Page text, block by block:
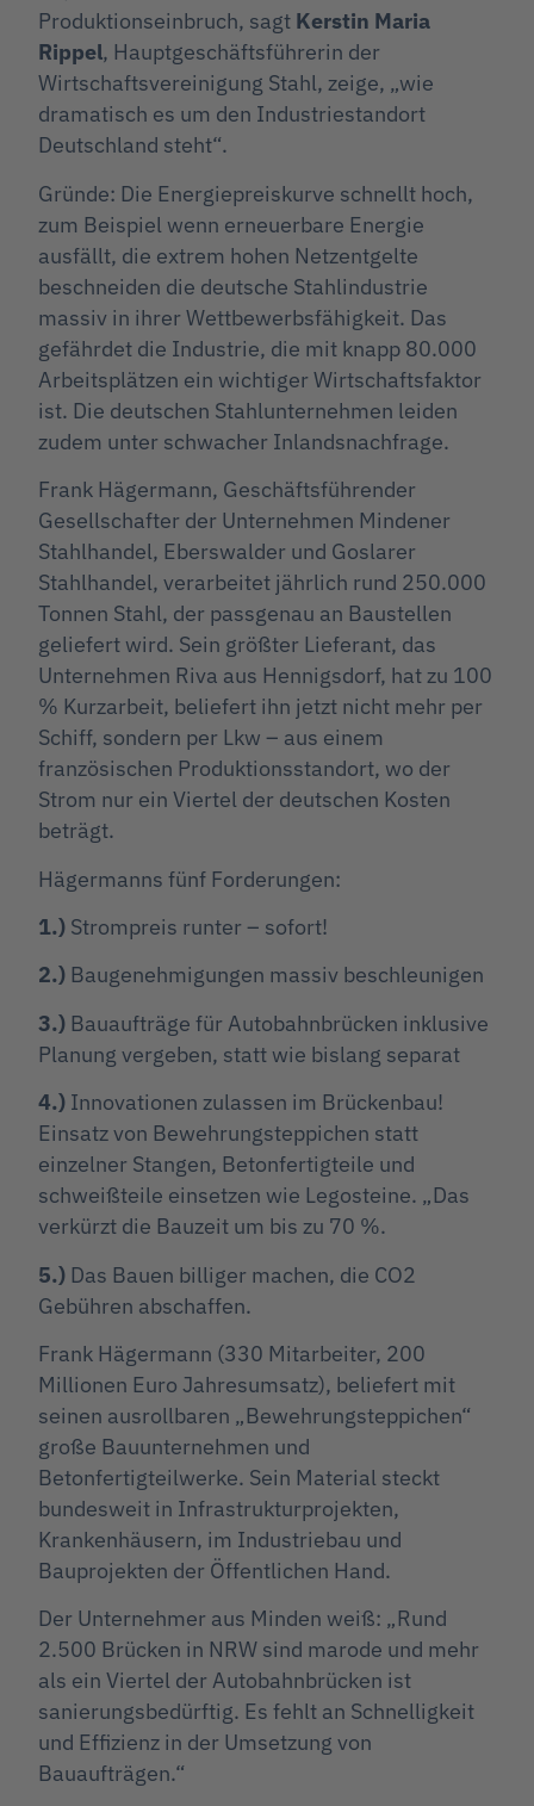
Produktionseinbruch, sagt Kerstin Maria
Rippel, Hauptgeschäftsführerin der
Wirtschaftsvereinigung Stahl, zeige, „wie
dramatisch es um den Industriestandort
Deutschland steht“.
Gründe: Die Energiepreiskurve schnellt hoch,
zum Beispiel wenn erneuerbare Energie
ausfällt, die extrem hohen Netzentgelte
beschneiden die deutsche Stahlindustrie
massiv in ihrer Wettbewerbsfähigkeit. Das
gefährdet die Industrie, die mit knapp 80.000
Arbeitsplätzen ein wichtiger Wirtschaftsfaktor
ist. Die deutschen Stahlunternehmen leiden
zudem unter schwacher Inlandsnachfrage.
Frank Hägermann, Geschäftsführender
Gesellschafter der Unternehmen Mindener
Stahlhandel, Eberswalder und Goslarer
Stahlhandel, verarbeitet jährlich rund 250.000
Tonnen Stahl, der passgenau an Baustellen
geliefert wird. Sein größter Lieferant, das
Unternehmen Riva aus Hennigsdorf, hat zu 100
% Kurzarbeit, beliefert ihn jetzt nicht mehr per
Schiff, sondern per Lkw – aus einem
französischen Produktionsstandort, wo der
Strom nur ein Viertel der deutschen Kosten
beträgt.
Hägermanns fünf Forderungen:
1.) Strompreis runter – sofort!
2.) Baugenehmigungen massiv beschleunigen
3.) Bauaufträge für Autobahnbrücken inklusive
Planung vergeben, statt wie bislang separat
4.) Innovationen zulassen im Brückenbau!
Einsatz von Bewehrungsteppichen statt
einzelner Stangen, Betonfertigteile und
schweißteile einsetzen wie Legosteine. „Das
verkürzt die Bauzeit um bis zu 70 %.
5.) Das Bauen billiger machen, die CO2
Gebühren abschaffen.
Frank Hägermann (330 Mitarbeiter, 200
Millionen Euro Jahresumsatz), beliefert mit
seinen ausrollbaren „Bewehrungsteppichen“
große Bauunternehmen und
Betonfertigteilwerke. Sein Material steckt
bundesweit in Infrastrukturprojekten,
Krankenhäusern, im Industriebau und
Bauprojekten der Öffentlichen Hand.
Der Unternehmer aus Minden weiß: „Rund
2.500 Brücken in NRW sind marode und mehr
als ein Viertel der Autobahnbrücken ist
sanierungsbedürftig. Es fehlt an Schnelligkeit
und Effizienz in der Umsetzung von
Bauaufträgen.“